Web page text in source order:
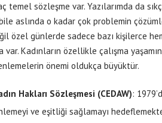
sözleşme var. Yazılarımda da
aslında o kadar çok problemin
özel günlerde sadece bazı kişilerce
var. Kadınların özellikle çalışma
önemi oldukça büyüktür.
Hakları Sözleşmesi (CEDAW):
ve eşitliği sağlamayı